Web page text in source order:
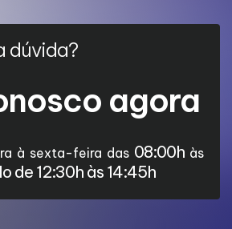
dúvida?
agora
à sexta-feira das 08:00h às
de 12:30h às 14:45h